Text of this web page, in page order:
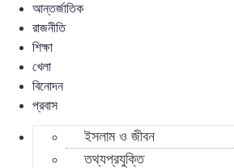
আন্তর্জাতিক
রাজনীতি
শিক্ষা
খেলা
বিনোদন
প্রবাস
ইসলাম ও জীবন
তথ্যপ্রযুক্তি